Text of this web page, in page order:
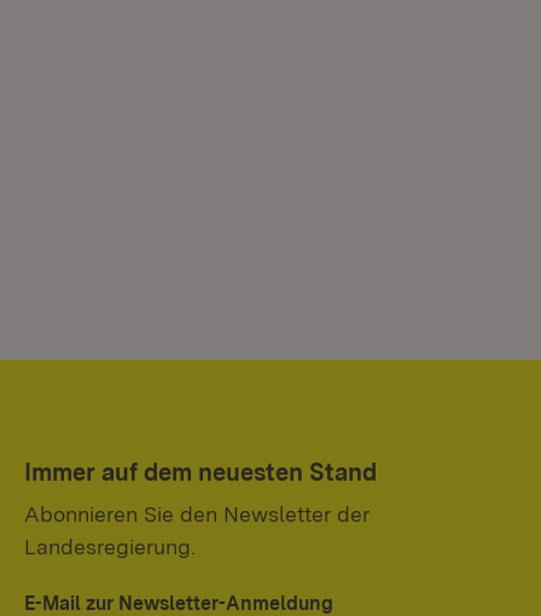
Immer auf dem neuesten Stand
Abonnieren Sie den Newsletter der
Landesregierung.
E-Mail zur Newsletter-Anmeldung